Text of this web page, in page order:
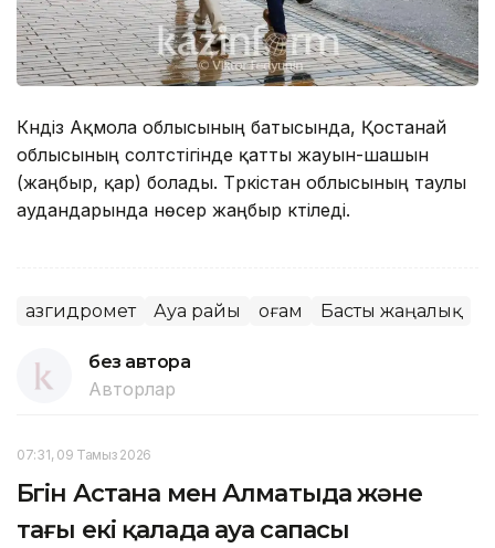
Күндіз Ақмола облысының батысында, Қостанай
облысының солтүстігінде қатты жауын-шашын
(жаңбыр, қар) болады. Түркістан облысының таулы
аудандарында нөсер жаңбыр күтіледі.
Қазгидромет Ауа райы Қоғам Басты жаңалық
без автора
Авторлар
07:31, 09 Тамыз 2026
Бүгін Астана мен Алматыда және
тағы екі қалада ауа сапасы